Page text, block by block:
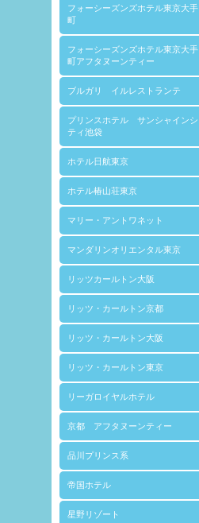
フォーシーズンズホテル東京大手
町
フォーシーズンズホテル東京大手
町アフタヌーンティー
ブルガリ イルレストランテ
プリンスホテル サンシャインシ
ティ池袋
ホテル日航東京
ホテル椿山荘東京
マリー・アントワネット
マンダリンオリエンタル東京
リッツカールトン大阪
リッツ・カールトン京都
リッツ・カールトン大阪
リッツ・カールトン東京
リーガロイヤルホテル
京都 アフタヌーンティー
品川プリンス系
帝国ホテル
星野リゾート